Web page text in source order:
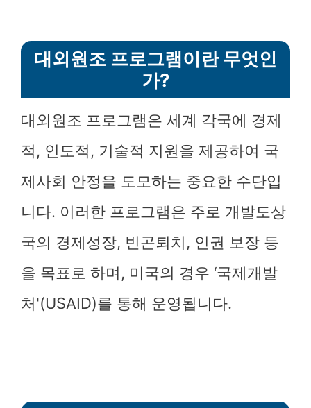
대외원조 프로그램이란 무엇인
가?
대외원조 프로그램은 세계 각국에 경제
적, 인도적, 기술적 지원을 제공하여 국
제사회 안정을 도모하는 중요한 수단입
니다. 이러한 프로그램은 주로 개발도상
국의 경제성장, 빈곤퇴치, 인권 보장 등
을 목표로 하며, 미국의 경우 ‘국제개발
처'(USAID)를 통해 운영됩니다.